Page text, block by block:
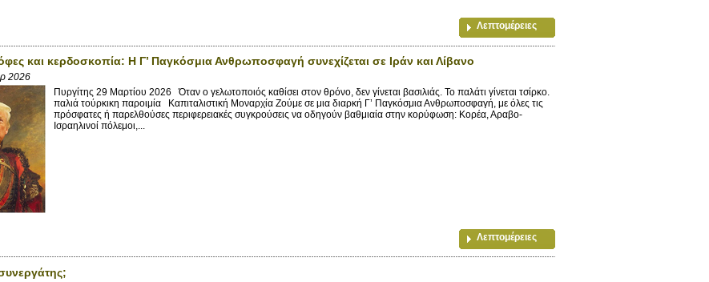
Λεπτομέρειες
και κερδοσκοπία: Η Γ’ Παγκόσμια Ανθρωποσφαγή συνεχίζεται σε Ιράν και Λίβανο
2026
Πυργίτης 29 Μαρτίου 2026 Όταν ο γελωτοποιός καθίσει στον θρόνο, δεν γίνεται βασιλιάς. Το παλάτι γίνεται τσίρκο.
παλιά τούρκικη παροιμία Καπιταλιστική Μοναρχία Ζούμε σε μια διαρκή Γ’ Παγκόσμια Ανθρωποσφαγή, με όλες τις
πρόσφατες ή παρελθούσες περιφερειακές συγκρούσεις να οδηγούν βαθμιαία στην κορύφωση: Κορέα, Αραβο-
Ισραηλινοί πόλεμοι,...
Λεπτομέρειες